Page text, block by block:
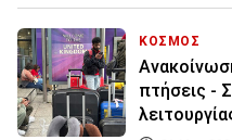
ΚΟΣΜΟΣ
πτήσεις -